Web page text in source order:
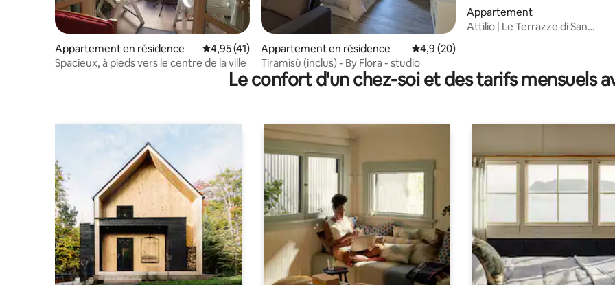
Appartement en résidence Évaluation moyenne sur la base de 41 commentaires : 4,95 sur 5
4,95 (41)
Spacieux, à pieds vers le centre de la ville
Appartement en résidence Évaluation moyenne sur la base de 20
4,9 (20)
Tiramisù (inclus) - By Flora - studio
Appartement
Attilio | Le Terrazze di San
Le confort d'un chez-soi et des tarifs mensuels